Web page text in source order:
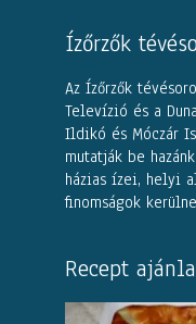
Ízőrzők
Az Ízőrzők
Televízió és a
Ildikó és Móczár
mutatják be
házias ízei, helyi
finomságok
Recept